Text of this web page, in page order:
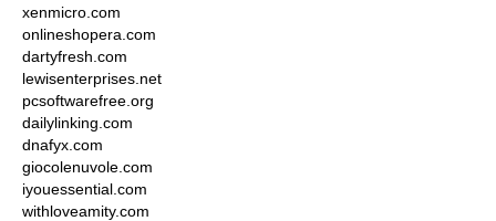
xenmicro.com
onlineshopera.com
dartyfresh.com
lewisenterprises.net
pcsoftwarefree.org
dailylinking.com
dnafyx.com
giocolenuvole.com
iyouessential.com
withloveamity.com